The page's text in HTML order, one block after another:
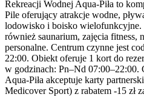
Rekreacji Wodnej Aqua-Piła to
Pile oferujący atrakcje wodne,
lodowisko i boisko wielofunkcyjne.
również saunarium, zajęcia fitness,
personalne. Centrum czynne jest
22:00. Obiekt oferuje 1 kort do
w godzinach: Pn–Nd 07:00–22:00.
Aqua-Piła akceptuje karty
Medicover Sport) z rabatem -15 zł